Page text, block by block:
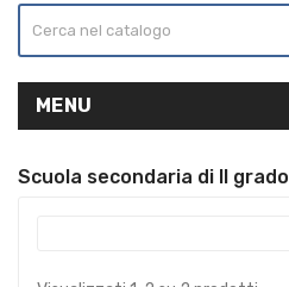
MENU
Scuola secondaria di II grado